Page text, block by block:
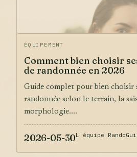
ÉQUIPEMENT
Comment bien choisir
de randonnée en 2026
Guide complet pour bien choisir ses chaussures de
randonnée selon le terrain, la
morphologie....
2026-05-30L'équipe